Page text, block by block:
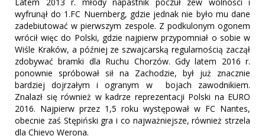
Latem 2013 r. młody napastnik poczuł zew wolności i
wyfrunął do 1.FC Nuernberg, gdzie jednak nie było mu dane
zadebiutować w pierwszym zespole. Z podkulonym ogonem
wrócił więc do Polski, gdzie najpierw przypomniał o sobie w
Wiśle Kraków, a później ze szwajcarską regularnością zaczął
zdobywać bramki dla Ruchu Chorzów. Gdy latem 2016 r.
ponownie spróbował sił na Zachodzie, był już znacznie
bardziej dojrzałym i ogranym w bojach zawodnikiem.
Znalazł się również w kadrze reprezentacji Polski na EURO
2016. Najpierw przez 1,5 roku występował w FC Nantes,
obecnie zaś Stępiński gra i co najważniejsze, również strzela
dla Chievo Werona.